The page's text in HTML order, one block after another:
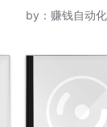
by： 赚钱自动化